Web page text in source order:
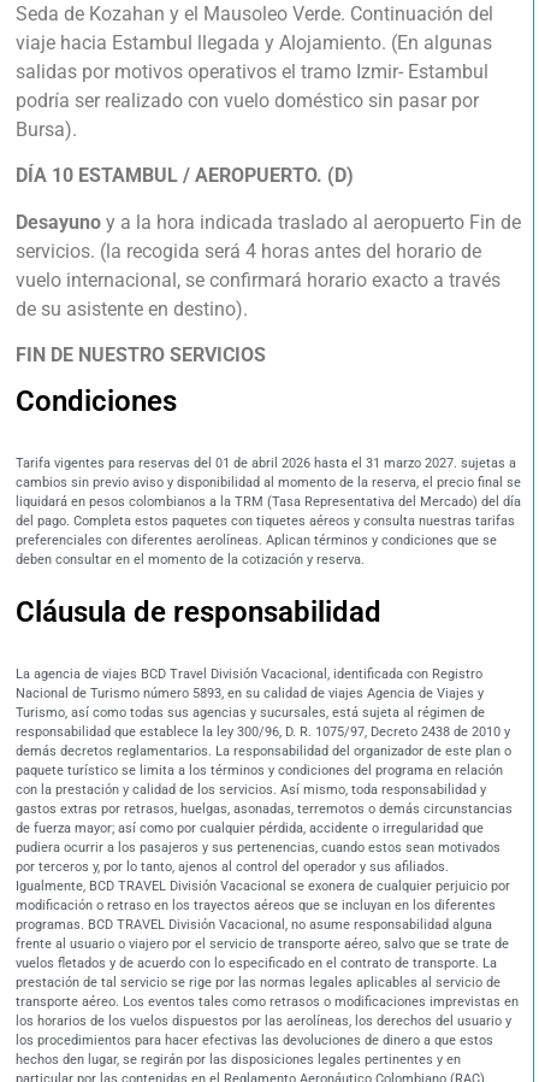
Seda de Kozahan y el Mausoleo Verde. Continuación del
viaje hacia Estambul llegada y Alojamiento. (En algunas
salidas por motivos operativos el tramo Izmir- Estambul
podría ser realizado con vuelo doméstico sin pasar por
Bursa).
DÍA 10 ESTAMBUL / AEROPUERTO. (D)
Desayuno y a la hora indicada traslado al aeropuerto Fin de
servicios. (la recogida será 4 horas antes del horario de
vuelo internacional, se confirmará horario exacto a través
de su asistente en destino).
FIN DE NUESTRO SERVICIOS
Condiciones
Tarifa vigentes para reservas del 01 de abril 2026 hasta el 31 marzo 2027. sujetas a
cambios sin previo aviso y disponibilidad al momento de la reserva, el precio final se
liquidará en pesos colombianos a la TRM (Tasa Representativa del Mercado) del día
del pago. Completa estos paquetes con tiquetes aéreos y consulta nuestras tarifas
preferenciales con diferentes aerolíneas. Aplican términos y condiciones que se
deben consultar en el momento de la cotización y reserva.
Cláusula de responsabilidad
La agencia de viajes BCD Travel División Vacacional, identificada con Registro
Nacional de Turismo número 5893, en su calidad de viajes Agencia de Viajes y
Turismo, así como todas sus agencias y sucursales, está sujeta al régimen de
responsabilidad que establece la ley 300/96, D. R. 1075/97, Decreto 2438 de 2010 y
demás decretos reglamentarios. La responsabilidad del organizador de este plan o
paquete turístico se limita a los términos y condiciones del programa en relación
con la prestación y calidad de los servicios. Así mismo, toda responsabilidad y
gastos extras por retrasos, huelgas, asonadas, terremotos o demás circunstancias
de fuerza mayor; así como por cualquier pérdida, accidente o irregularidad que
pudiera ocurrir a los pasajeros y sus pertenencias, cuando estos sean motivados
por terceros y, por lo tanto, ajenos al control del operador y sus afiliados.
Igualmente, BCD TRAVEL División Vacacional se exonera de cualquier perjuicio por
modificación o retraso en los trayectos aéreos que se incluyan en los diferentes
programas. BCD TRAVEL División Vacacional, no asume responsabilidad alguna
frente al usuario o viajero por el servicio de transporte aéreo, salvo que se trate de
vuelos fletados y de acuerdo con lo especificado en el contrato de transporte. La
prestación de tal servicio se rige por las normas legales aplicables al servicio de
transporte aéreo. Los eventos tales como retrasos o modificaciones imprevistas en
los horarios de los vuelos dispuestos por las aerolíneas, los derechos del usuario y
los procedimientos para hacer efectivas las devoluciones de dinero a que estos
hechos den lugar, se regirán por las disposiciones legales pertinentes y en
particular por las contenidas en el Reglamento Aeronáutico Colombiano (RAC).